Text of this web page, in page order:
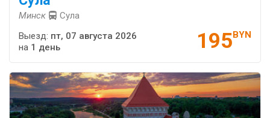
Минск Сула
195BYN
Выезд: пт, 07 августа 2026
на 1 день